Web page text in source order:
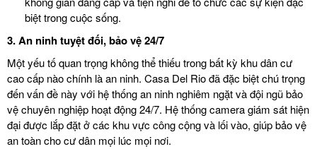
biệt trong cuộc sống.
3.An ninh tuyệt đối, bảo vệ 24/7
Một yếu tố quan trọng không thể thiếu trong bất kỳ khu dân cư
cao cấp nào chính là an ninh. Casa Del Rio đã đặc biệt chú trọng
đến vấn đề này với hệ thống an ninh nghiêm ngặt và đội ngũ bảo
vệ chuyên nghiệp hoạt động 24/7. Hệ thống camera giám sát hiện
đại được lắp đặt ở các khu vực công cộng và lối vào, giúp bảo vệ
an toàn cho cư dân mọi lúc mọi nơi.